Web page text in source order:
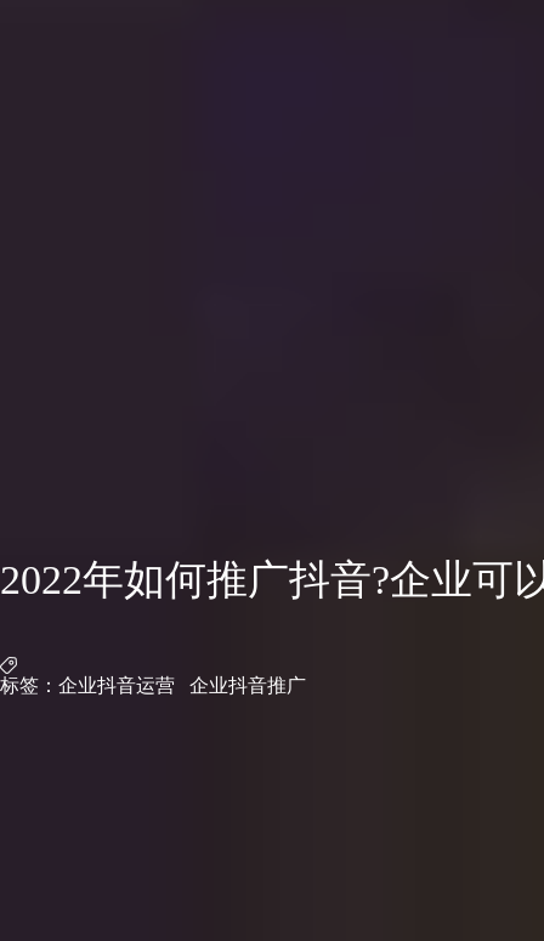
2022年如何推广抖音?企业可
标签： 企业抖音运营 企业抖音推广